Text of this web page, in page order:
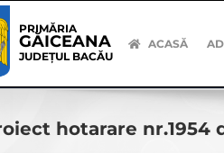
PRIMĂRIA
GĂICEANA
JUDEȚUL BACĂU
ACASĂ
hotarare nr.1954